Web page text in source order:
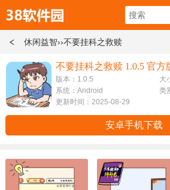
休闲益智››不要挂科之救赎
不要挂科之救赎 1.0.5 官方
版本：1.0.5
大
系统：Android
类
更新时间：2025-08-29
安卓手机下载